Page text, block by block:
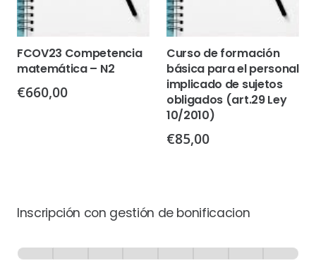
FCOV23 Competencia
matemática – N2
€660,00
Curso de formación
básica para el personal
implicado de sujetos
obligados (art.29 Ley
10/2010)
€85,00
Inscripción con gestión de bonificacion
-